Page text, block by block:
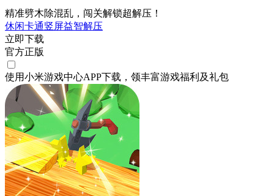
精准劈木除混乱，闯关解锁超解压！
休闲卡通竖屏益智解压
立即下载
官方正版
使用小米游戏中心APP下载 ，领丰富游戏福利 及礼包